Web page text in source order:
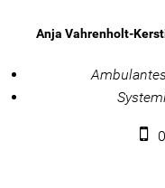
Spendenwege
Aktuelle Projekte
Anja Vahrenholt-